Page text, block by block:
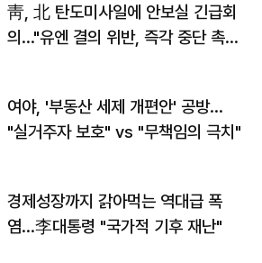
靑, 北 탄도미사일에 안보실 긴급회
의…"유엔 결의 위반, 즉각 중단 촉
여야, '부동산 세제 개편안' 공방…
"실거주자 보호" vs "무책임의 극치"
경제성장까지 갉아먹는 역대급 폭
염…李대통령 "국가적 기후 재난"